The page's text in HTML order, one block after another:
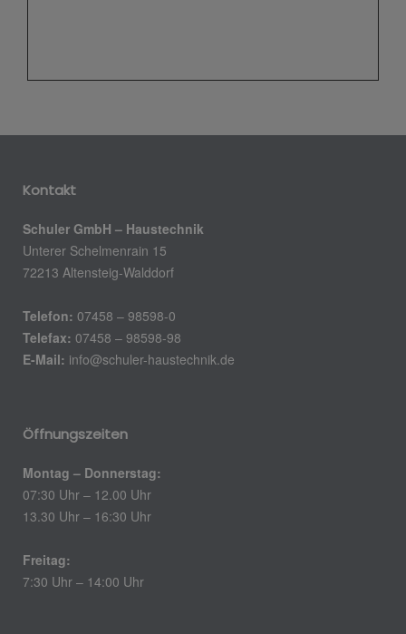
Kontakt
Schuler GmbH – Haustechnik
Unterer Schelmenrain 15
72213 Altensteig-Walddorf
Telefon: 07458 – 98598-0
Telefax: 07458 – 98598-98
E-Mail: info@schuler-haustechnik.de
Öffnungszeiten
Montag – Donnerstag:
07:30 Uhr – 12.00 Uhr
13.30 Uhr – 16:30 Uhr
Freitag:
7:30 Uhr – 14:00 Uhr